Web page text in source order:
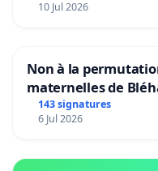
10 Jul 2026
Non à la
maternelles de
Préservons la
143 signatures
6 Jul 2026